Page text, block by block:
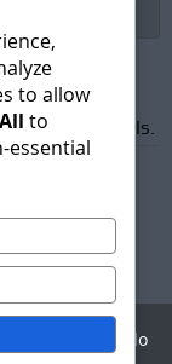
emails.
- Desarrollo
to allow
to
essential